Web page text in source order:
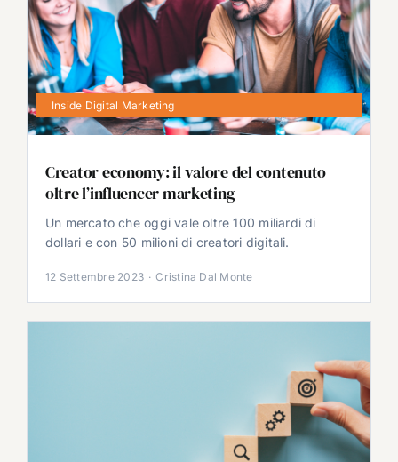
Inside Digital Marketing
Creator economy: il valore del contenuto
oltre l’influencer marketing
Un mercato che oggi vale oltre 100 miliardi di
dollari e con 50 milioni di creatori digitali.
12 Settembre 2023 · Cristina Dal Monte